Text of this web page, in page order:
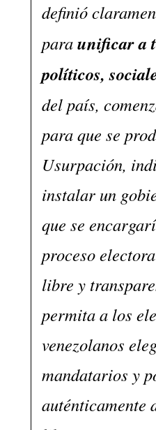
definió
paraunificar a
políticos,
del país,
para que se
Usurpación,
instalar un
que se
proceso
libre y
permita a los
venezolanos
mandatarios y
auténticamente